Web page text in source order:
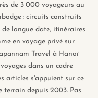
de 3 000 voyageurs au
: circuits construits
de longue date, itinéraires
en voyage privé sur
Travel à Hanoï
dans un cadre
articles s'appuient sur ce
depuis 2003. Pas